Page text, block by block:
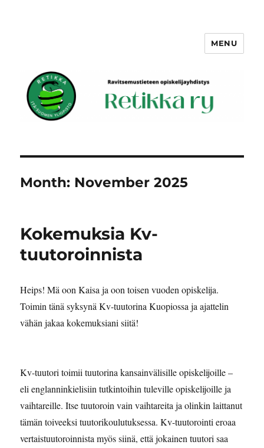
MENU
Month: November 2025
Kokemuksia Kv-
tuutoroinnista
Heips! Mä oon Kaisa ja oon toisen vuoden opiskelija.
Toimin tänä syksynä Kv-tuutorina Kuopiossa ja ajattelin
vähän jakaa kokemuksiani siitä!
Kv-tuutori toimii tuutorina kansainvälisille opiskelijoille –
eli englanninkielisiin tutkintoihin tuleville opiskelijoille ja
vaihtareille. Itse tuutoroin vain vaihtareita ja olinkin laittanut
tämän toiveeksi tuutorikoulutuksessa. Kv-tuutorointi eroaa
vertaistuutoroinnista myös siinä, että jokainen tuutori saa